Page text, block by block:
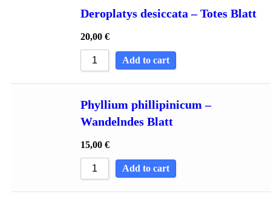
Deroplatys desiccata – Totes Blatt
20,00 €
Add to cart
Phyllium phillipinicum –
Wandelndes Blatt
15,00 €
Add to cart